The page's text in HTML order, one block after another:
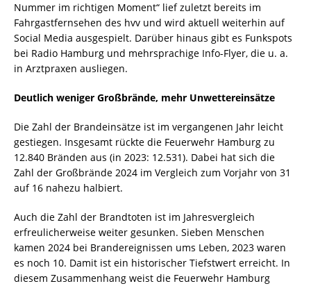
Nummer im richtigen Moment“ lief zuletzt bereits im
Fahrgastfernsehen des hvv und wird aktuell weiterhin auf
Social Media ausgespielt. Darüber hinaus gibt es Funkspots
bei Radio Hamburg und mehrsprachige Info-Flyer, die u. a.
in Arztpraxen ausliegen.
Deutlich weniger Großbrände, mehr Unwettereinsätze
Die Zahl der Brandeinsätze ist im vergangenen Jahr leicht
gestiegen. Insgesamt rückte die Feuerwehr Hamburg zu
12.840 Bränden aus (in 2023: 12.531). Dabei hat sich die
Zahl der Großbrände 2024 im Vergleich zum Vorjahr von 31
auf 16 nahezu halbiert.
Auch die Zahl der Brandtoten ist im Jahresvergleich
erfreulicherweise weiter gesunken. Sieben Menschen
kamen 2024 bei Brandereignissen ums Leben, 2023 waren
es noch 10. Damit ist ein historischer Tiefstwert erreicht. In
diesem Zusammenhang weist die Feuerwehr Hamburg